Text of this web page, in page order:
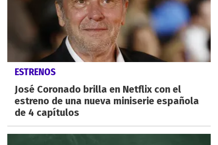
ESTRENOS
José Coronado brilla en Netflix con el
estreno de una nueva miniserie española
de 4 capítulos